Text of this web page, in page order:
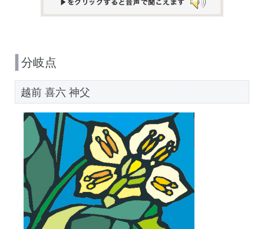
分岐点
越前 喜六 神父